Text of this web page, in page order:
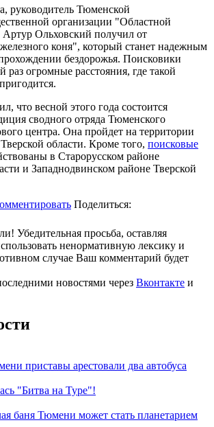
руководитель Тюменской
организации "Областной
Ольховский получил от
коня", который станет надежным
бездорожья. Поисковики
раз огромные расстояния, где такой
что весной этого года состоится
сводного отряда Тюменского
центра. Она пройдет на территории
области. Кроме того, поисковые
в Старорусском районе
и Западнодвинском районе Тверской
Поделиться:
Убедительная просьба, оставляя
ненормативную лексику и
случае Ваш комментарий будет
новостями через Вконтакте и
приставы арестовали два автобуса
"Битва на Туре"!
баня Тюмени может стать планетарием